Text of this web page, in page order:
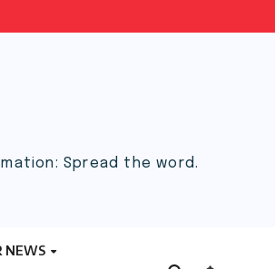
Spread the word.
NEWS